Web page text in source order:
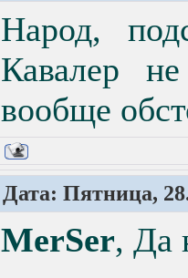
Народ,
Кавалер
вообще
Дата: Пятница,
MerSer, Да